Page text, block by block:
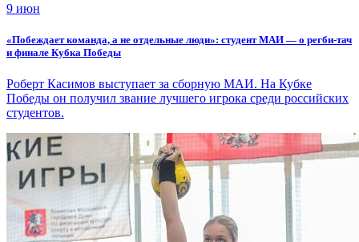
9 июн
«Побеждает команда, а не отдельные люди»: студент МАИ — о регби-тач
и финале Кубка Победы
Роберт Касимов выступает за сборную МАИ. На Кубке
Победы он получил звание лучшего игрока среди российских
студентов.